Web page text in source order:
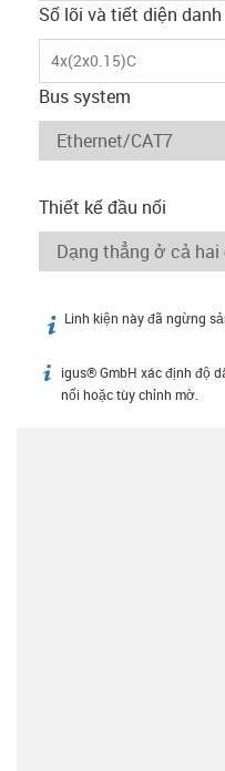
Số lõi và tiết diện
4x(2x0.15)C
Bus system
Thiết kế đầu nối
igus-icon-info
Linh kiện này đã ngừng
igus-icon-info
igus® GmbH xác định độ
nối hoặc tùy chỉnh mờ.